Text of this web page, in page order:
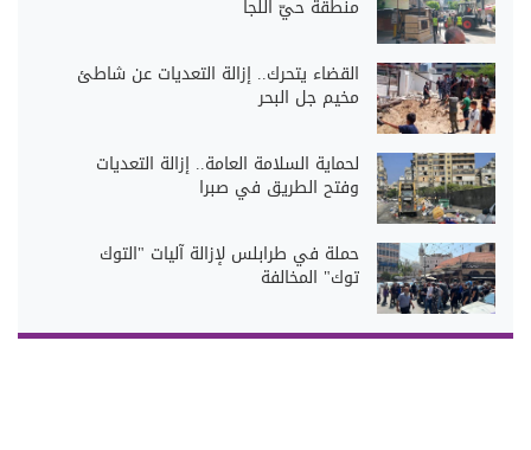
منطقة حيّ اللجا
القضاء يتحرك.. إزالة التعديات عن شاطئ
مخيم جل البحر
لحماية السلامة العامة.. إزالة التعديات
وفتح الطريق في صبرا
حملة في طرابلس لإزالة آليات "التوك
توك" المخالفة